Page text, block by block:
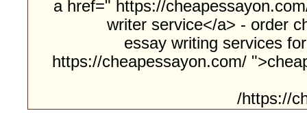
<a href=" https://
writer service</a> - order
essay writing services
https://cheapessayon.com/
https://